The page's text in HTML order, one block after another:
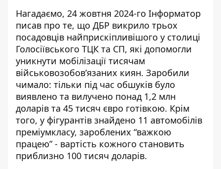
Нагадаємо, 24 жовтня 2024-го Інформатор
писав про те, що ДБР викрило трьох
посадовців найприскіпливішого у столиці
Голосіївського ТЦК та СП, які допомогли
уникнути мобілізації тисячам
військовозобов’язаних киян. Заробили
чимало: тільки під час обшуків було
виявлено та вилучено понад 1,2 млн
доларів та 45 тисяч євро готівкою. Крім
того, у фігурантів знайдено 11 автомобілів
преміумкласу, зароблених “важкою
працею” - вартість кожного становить
приблизно 100 тисяч доларів.